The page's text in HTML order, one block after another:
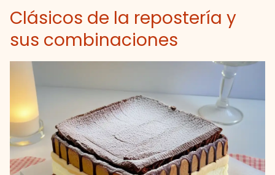
Clásicos de la repostería y
sus combinaciones